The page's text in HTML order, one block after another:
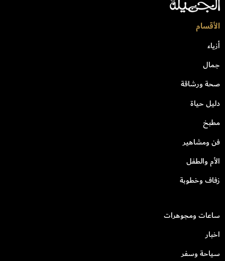
الأقسام
أزياء
جمال
صحة ورشاقة
دليل حياة
مطبخ
فن ومشاهير
الأم والطفل
زفاف وخطوبة
ساعات ومجوهرات
اخبار
سياحة وسفر